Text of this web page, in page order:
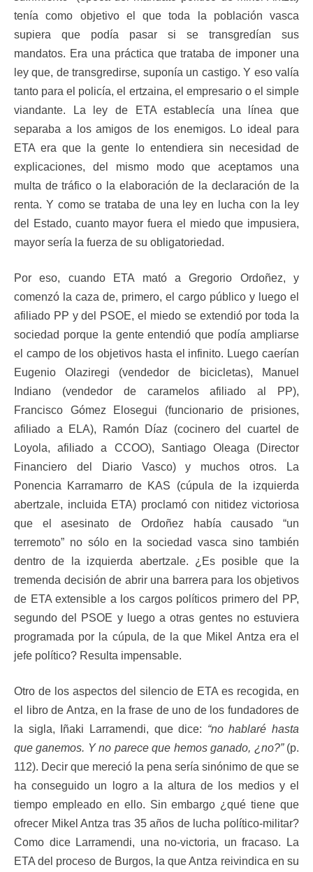
tenía como objetivo el que toda la población vasca
supiera que podía pasar si se transgredían sus
mandatos. Era una práctica que trataba de imponer una
ley que, de transgredirse, suponía un castigo. Y eso valía
tanto para el policía, el ertzaina, el empresario o el simple
viandante. La ley de ETA establecía una línea que
separaba a los amigos de los enemigos. Lo ideal para
ETA era que la gente lo entendiera sin necesidad de
explicaciones, del mismo modo que aceptamos una
multa de tráfico o la elaboración de la declaración de la
renta. Y como se trataba de una ley en lucha con la ley
del Estado, cuanto mayor fuera el miedo que impusiera,
mayor sería la fuerza de su obligatoriedad.
Por eso, cuando ETA mató a Gregorio Ordoñez, y
comenzó la caza de, primero, el cargo público y luego el
afiliado PP y del PSOE, el miedo se extendió por toda la
sociedad porque la gente entendió que podía ampliarse
el campo de los objetivos hasta el infinito. Luego caerían
Eugenio Olaziregi (vendedor de bicicletas), Manuel
Indiano (vendedor de caramelos afiliado al PP),
Francisco Gómez Elosegui (funcionario de prisiones,
afiliado a ELA), Ramón Díaz (cocinero del cuartel de
Loyola, afiliado a CCOO), Santiago Oleaga (Director
Financiero del Diario Vasco) y muchos otros. La
Ponencia Karramarro de KAS (cúpula de la izquierda
abertzale, incluida ETA) proclamó con nitidez victoriosa
que el asesinato de Ordoñez había causado “un
terremoto” no sólo en la sociedad vasca sino también
dentro de la izquierda abertzale. ¿Es posible que la
tremenda decisión de abrir una barrera para los objetivos
de ETA extensible a los cargos políticos primero del PP,
segundo del PSOE y luego a otras gentes no estuviera
programada por la cúpula, de la que Mikel Antza era el
jefe político? Resulta impensable.
Otro de los aspectos del silencio de ETA es recogida, en
el libro de Antza, en la frase de uno de los fundadores de
la sigla, Iñaki Larramendi, que dice: “no hablaré hasta
que ganemos. Y no parece que hemos ganado, ¿no?”(p.
112). Decir que mereció la pena sería sinónimo de que se
ha conseguido un logro a la altura de los medios y el
tiempo empleado en ello. Sin embargo ¿qué tiene que
ofrecer Mikel Antza tras 35 años de lucha político-militar?
Como dice Larramendi, una no-victoria, un fracaso. La
ETA del proceso de Burgos, la que Antza reivindica en su